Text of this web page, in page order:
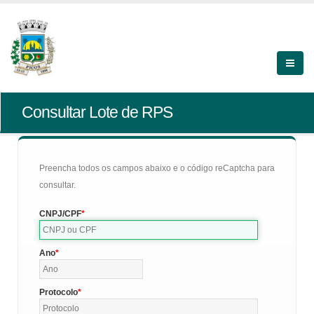
Consultar Lote de RPS
Preencha todos os campos abaixo e o código reCaptcha para
consultar.
CNPJ/CPF
Ano
Protocolo